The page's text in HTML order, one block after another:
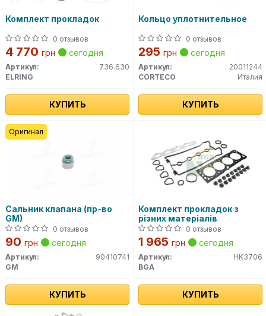
Комплект прокладок
0 отзывов
4 770 грн сегодня
Артикул:
736.630
ELRING
КУПИТЬ
Кольцо уплотнительное
0 отзывов
295 грн сегодня
Артикул:
20011244
CORTECO
Италия
КУПИТЬ
Сальник клапана (пр-во
GM)
0 отзывов
90 грн сегодня
Артикул:
90410741
GM
КУПИТЬ
Оригинал
Комплект прокладок з
різних матеріалів
0 отзывов
1 965 грн сегодня
Артикул:
HK3706
BGA
КУПИТЬ